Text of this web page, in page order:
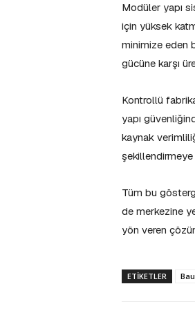
Modüler yapı
için yüksek
minimize eden
gücüne karşı
Kontrollü
yapı
kaynak
şekillendirmeye
Tüm bu
de merkezine
yön veren
ETIKETLER